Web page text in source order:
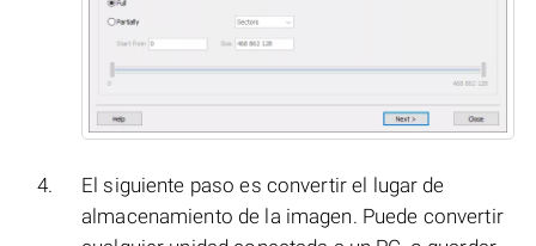
El siguiente paso es convertir el lugar de
almacenamiento de la imagen. Puede convertir